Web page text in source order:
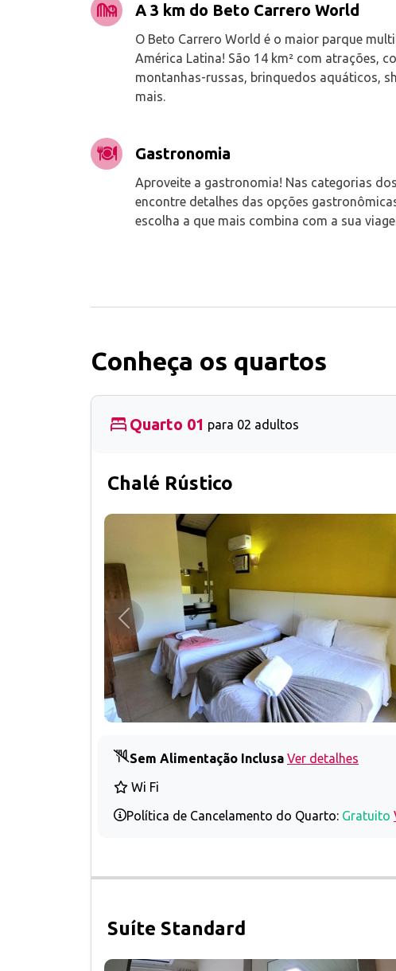
A 3 km do Beto Carrero World
O Beto Carrero World é o maior parque
América Latina! São 14 km² com atrações,
montanhas-russas, brinquedos aquáticos,
mais.
Gastronomia
Aproveite a gastronomia! Nas categorias
encontre detalhes das opções
escolha a que mais combina com a sua
Conheça os quartos
Quarto 01 para 02 adultos
Chalé Rústico
Anterior
Sem Alimentação Inclusa Ver detalhes
Wi Fi
Política de Cancelamento do Quarto: Gratuito
Suíte Standard